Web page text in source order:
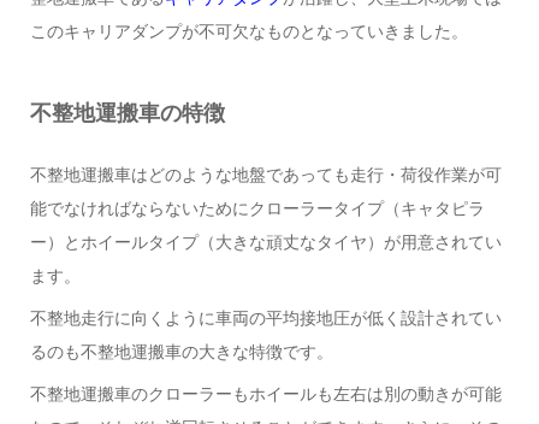
このキャリアダンプが不可欠なものとなっていきました。
不整地運搬車の特徴
不整地運搬車はどのような地盤であっても走行・荷役作業が可
能でなければならないためにクローラータイプ（キャタピラ
ー）とホイールタイプ（大きな頑丈なタイヤ）が用意されてい
ます。
不整地走行に向くように車両の平均接地圧が低く設計されてい
るのも不整地運搬車の大きな特徴です。
不整地運搬車のクローラーもホイールも左右は別の動きが可能